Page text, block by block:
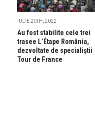
IULIE 20TH, 2022
Au fost stabilite cele trei
trasee L’Étape România,
dezvoltate de specialiștii
Tour de France